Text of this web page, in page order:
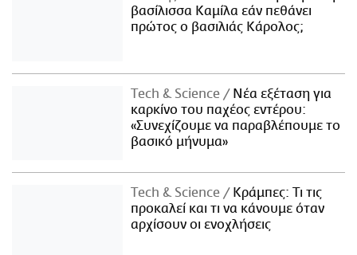
βασίλισσα Καμίλα εάν πεθάνει
πρώτος ο βασιλιάς Κάρολος;
Τech & Science
Νέα εξέταση για
καρκίνο του παχέος εντέρου:
«Συνεχίζουμε να παραβλέπουμε το
βασικό μήνυμα»
Τech & Science
Κράμπες: Τι τις
προκαλεί και τι να κάνουμε όταν
αρχίσουν οι ενοχλήσεις